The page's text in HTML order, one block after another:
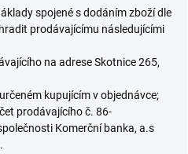
spojené s dodáním zboží dle
prodávajícímu následujícími
na adrese Skotnice 265,
kupujícím v objednávce;
prodávajícího č. 86-
Komerční banka, a.s